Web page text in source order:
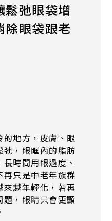
鬆弛眼袋增
除眼袋跟老
的地方，皮膚、眼
弛，眼眶內的脂肪
時間用眼過度、
只是中老年族群
來越年輕化，若再
，眼睛只會更顯